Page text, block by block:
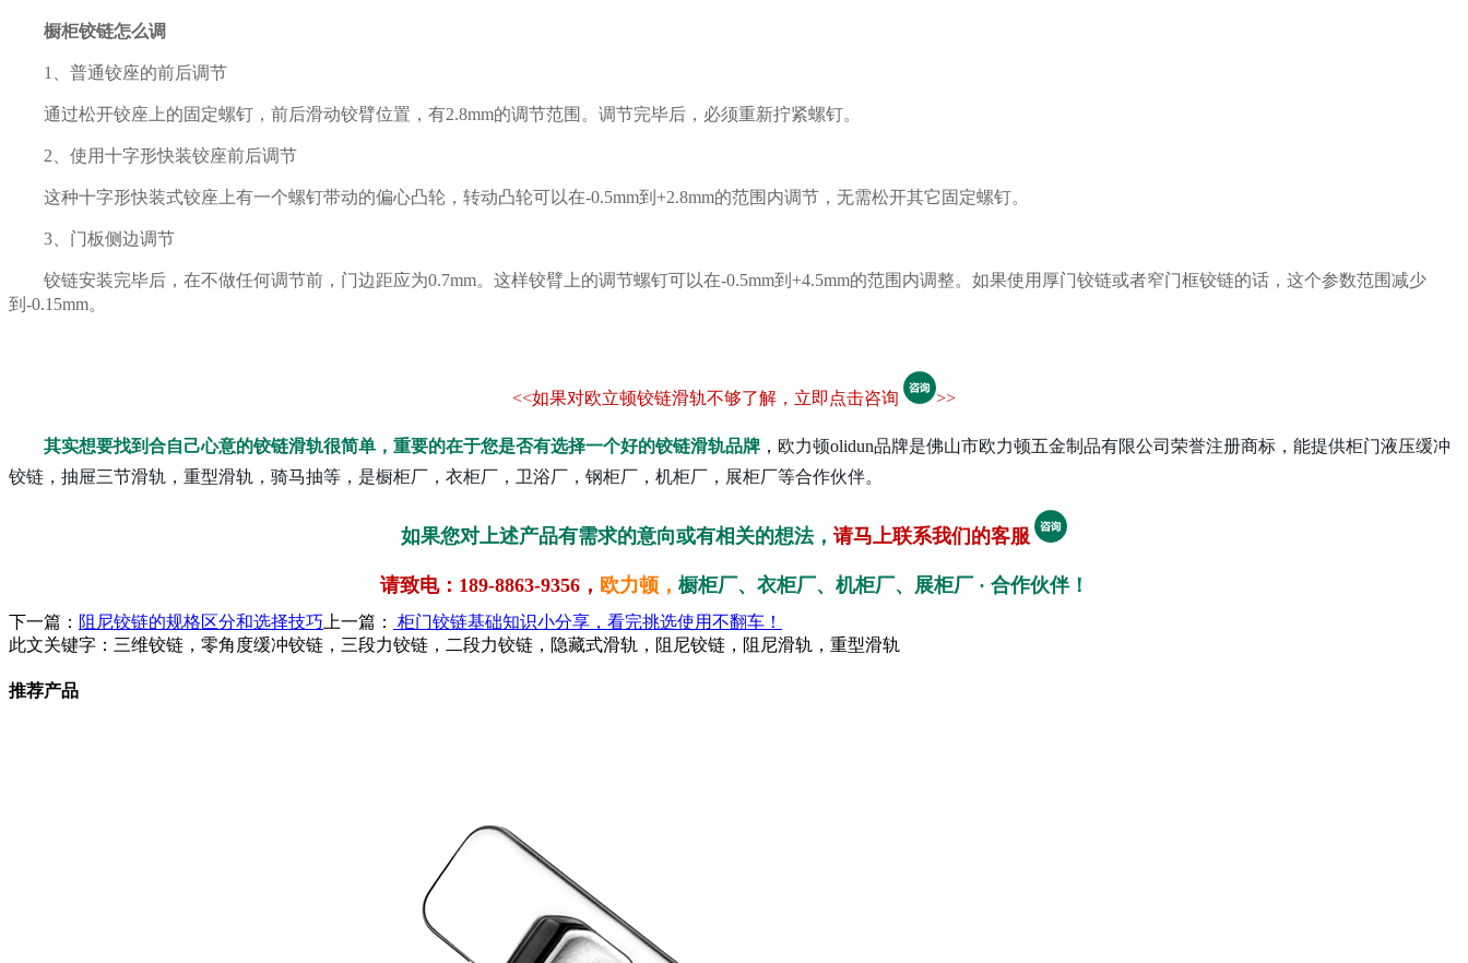
橱柜铰链怎么调
1 、普通铰座的前后调节
通过松开铰座上的固定螺钉，前后滑动铰臂位置，有2.8mm的调节范围。调节完毕后，必须重新拧紧螺钉。
2 、使用十字形快装铰座前后调节
这种十字形快装式铰座上有一个螺钉带动的偏心凸轮，转动凸轮可以在-0.5mm到+2.8mm的范围内调节，无需松开其它固定螺钉。
3 、门板侧边调节
铰链安装完毕后，在不做任何调节前，门边距应为0.7mm。这样铰臂上的调节螺钉可以在-0.5mm到+4.5mm的范围内调整。如果使用厚门铰链或者窄门框铰链的话，这个参数范围减少
到-0.15mm。
<<如果对欧立顿铰链滑轨不够了解，立即点击咨询 >>
其实想要找到合自己心意的铰链滑轨很简单，重要的在于您是否有选择一个好的铰链滑轨品牌 ， 欧力顿olidun品牌是佛山市欧力顿五金制品有限公司荣誉注册商标，能提供柜门液压缓冲
铰链，抽屉三节滑轨，重型滑轨，骑马抽等，是橱柜厂，衣柜厂，卫浴厂，钢柜厂，机柜厂，展柜厂等合作伙伴。
如果您对上述产品有需求的意向或有相关的想法， 请马上联系我们的客服
请致电：189-8863-9356， 欧力顿， 橱柜厂、衣柜厂、机柜厂、展柜厂 · 合作伙伴！
下一篇： 阻尼铰链的规格区分和选择技巧 上一篇：
柜门铰链基础知识小分享，看完挑选使用不翻车！
此文关键字： 三维铰链，零角度缓冲铰链，三段力铰链，二段力铰链，隐藏式滑轨，阻尼铰链，阻尼滑轨，重型滑轨
推荐产品